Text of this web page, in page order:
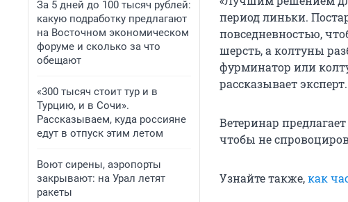
За 5 дней до 100 тысяч рублей:
какую подработку предлагают
на Восточном экономическом
форуме и сколько за что
обещают
«300 тысяч стоит тур и в
Турцию, и в Сочи».
Рассказываем, куда россияне
едут в отпуск этим летом
Воют сирены, аэропорты
закрывают: на Урал летят
ракеты
период линьки.
повседневностью,
шерсть, а колтуны
фурминатор или
рассказывает эксперт.
Ветеринар
чтобы не
Узнайте также,как